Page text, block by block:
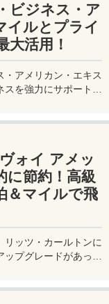
ビジネス・ア
イルとプライ
大活用！
・アメリカン・エキス
スを強力にサポートす
料も魅力。ステータ
ネスカードで、あな
ップさせませんか？
ォイ アメッ
に節約！高級
＆マイルで飛
リッツ・カールトンに
ップグレードがあった